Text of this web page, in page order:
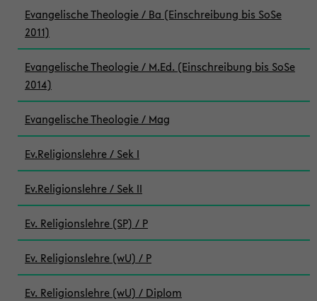
Evangelische Theologie / Ba (Einschreibung bis SoSe
2011)
Evangelische Theologie / M.Ed. (Einschreibung bis SoSe
2014)
Evangelische Theologie / Mag
Ev.Religionslehre / Sek I
Ev.Religionslehre / Sek II
Ev. Religionslehre (SP) / P
Ev. Religionslehre (wU) / P
Ev. Religionslehre (wU) / Diplom